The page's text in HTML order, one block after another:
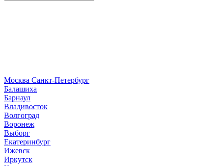
Москва Санкт-Петербург
Балашиха
Барнаул
Владивосток
Волгоград
Воронеж
Выборг
Екатеринбург
Ижевск
Иркутск